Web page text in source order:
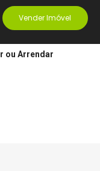
Vender Imóvel